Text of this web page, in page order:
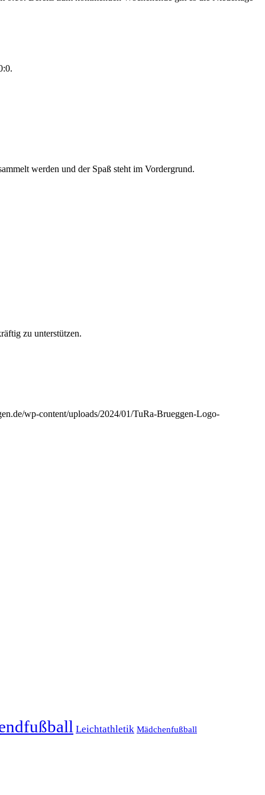
werden und der Spaß steht im Vordergrund.
zu unterstützen.
wp-content/uploads/2024/01/TuRa-Brueggen-Logo-
Leichtathletik Mädchenfußball